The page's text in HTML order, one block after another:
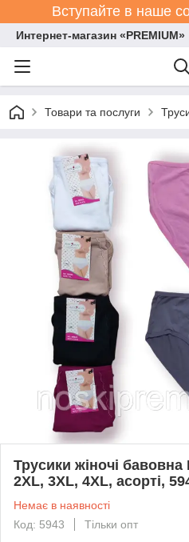
Вступайте в наше
Интернет-магазин «PREMIUM»
Товари та послуги
Трусики жіночі
2XL, 3XL, 4XL, асорті,
Немає в наявності
Код: 5943
Тільки опт